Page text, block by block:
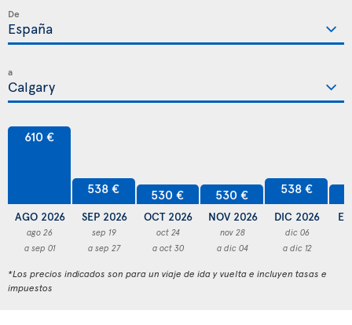
De
a
610 €
AGO 2026
ago 26
a sep 01
538 €
SEP 2026
sep 19
a sep 27
530 €
OCT 2026
oct 24
a oct 30
530 €
NOV 2026
nov 28
a dic 04
538 €
DIC 2026
dic 06
a dic 12
*Los precios indicados son para un viaje de ida y vuelta e incluyen tasas e
impuestos